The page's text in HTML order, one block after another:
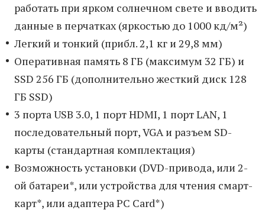
работать при ярком солнечном свете и вводить
данные в перчатках (яркостью до 1000 кд/м²)
Легкий и тонкий (прибл. 2,1 кг и 29,8 мм)
Оперативная память 8 ГБ (максимум 32 ГБ) и
SSD 256 ГБ (дополнительно жесткий диск 128
ГБ SSD)
3 порта USB 3.0, 1 порт HDMI, 1 порт LAN, 1
последовательный порт, VGA и разъем SD-
карты (стандартная комплектация)
Возможность установки (DVD-привода, или 2-
ой батареи*, или устройства для чтения смарт-
карт*, или адаптера PC Card*)